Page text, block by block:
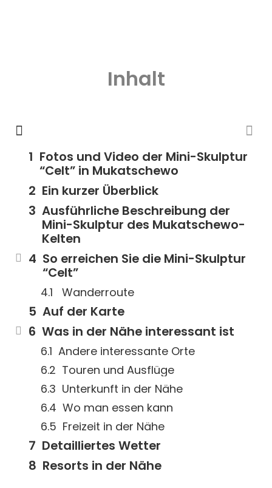
Inhalt
Fotos und Video der Mini-Skulptur
“Celt” in Mukatschewo
Ein kurzer Überblick
Ausführliche Beschreibung der
Mini-Skulptur des Mukatschewo-
Kelten
So erreichen Sie die Mini-Skulptur
“Celt”
Wanderroute
Auf der Karte
Was in der Nähe interessant ist
Andere interessante Orte
Touren und Ausflüge
Unterkunft in der Nähe
Wo man essen kann
Freizeit in der Nähe
Detailliertes Wetter
Resorts in der Nähe